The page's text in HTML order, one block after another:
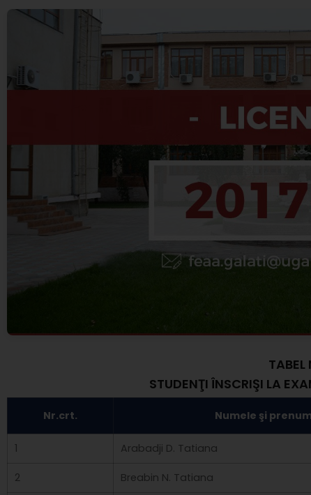
STUDENŢI ÎNSCRIŞI LA
Nr.crt. Numele şi
1 Arabadji D. Tatiana
2 Breabin N. Tatiana